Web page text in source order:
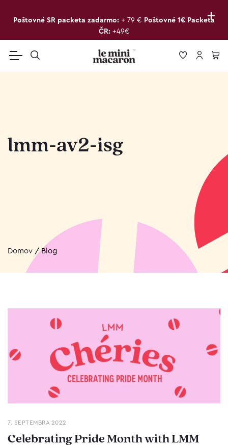
+
Poštovné SR packeta zadarmo: + 79 € Poštovné 1€ Packeta
ČR: +49€
lmm-av2-isg
Domov /Blog
7. SEPTEMBRA 2022
Celebrating Pride Month with LMM